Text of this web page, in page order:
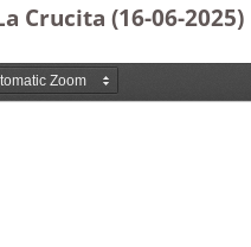
Crucita (16-06-2025)